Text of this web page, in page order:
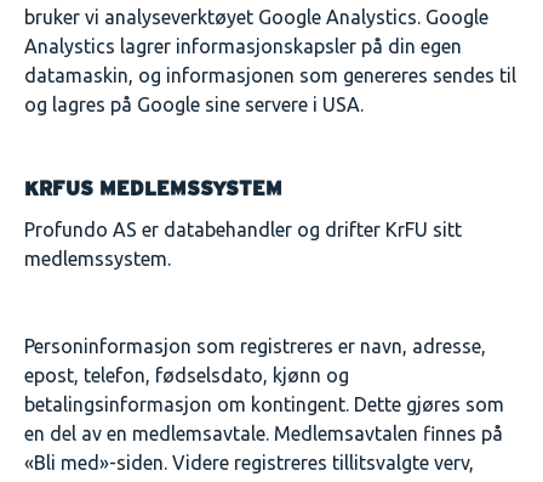
bruker vi analyseverktøyet Google Analystics. Google
Analystics lagrer informasjonskapsler på din egen
datamaskin, og informasjonen som genereres sendes til
og lagres på Google sine servere i USA.
KRFUS MEDLEMSSYSTEM
Profundo AS er databehandler og drifter KrFU sitt
medlemssystem.
Personinformasjon som registreres er navn, adresse,
epost, telefon, fødselsdato, kjønn og
betalingsinformasjon om kontingent. Dette gjøres som
en del av en medlemsavtale. Medlemsavtalen finnes på
«Bli med»-siden. Videre registreres tillitsvalgte verv,